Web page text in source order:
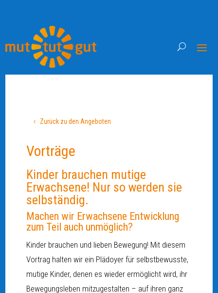
Zurück zu den Angeboten
Vorträge
Kinder brauchen mutige
Erwachsene! Nur so werden sie
selbständig.
Machen wir Erwachsene Entwicklung
zum Teil auch unmöglich?
Kinder brauchen und lieben Bewegung! Mit diesem
Vortrag halten wir ein Plädoyer für selbstbewusste,
mutige Kinder, denen es wieder ermöglicht wird, ihr
Bewegungsleben mitzugestalten – auf ihren ganz